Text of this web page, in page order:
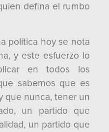
defina el rumbo
política hoy se nota
y este esfuerzo lo
en todos los
sabemos que es
que nunca, tener un
un partido que
un partido que